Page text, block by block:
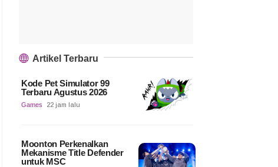
Artikel Terbaru
Kode Pet Simulator 99
Terbaru Agustus 2026
Games 22 jam lalu
Moonton Perkenalkan
Mekanisme Title Defender
untuk MSC